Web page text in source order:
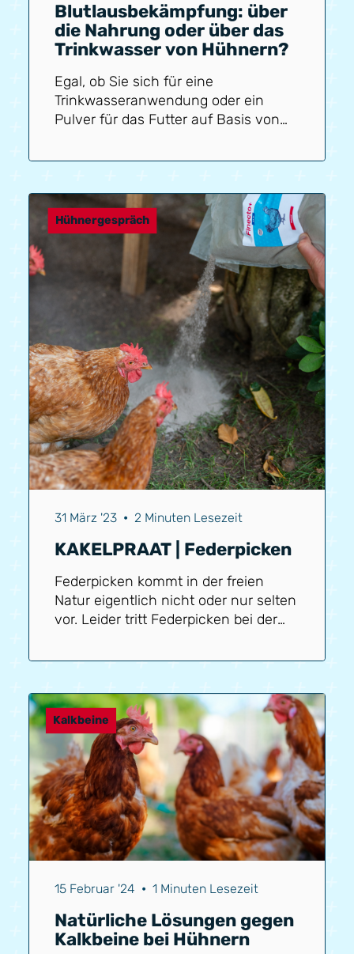
Blutlausbekämpfung: über
die Nahrung oder über das
Trinkwasser von Hühnern?
Egal, ob Sie sich für eine
Trinkwasseranwendung oder ein
Pulver für das Futter auf Basis von
entscheiden, beide haben
Kräuter in diesen Produkten sorgen
dafür, dass das Blut für Blutläuse
unverdaubar wird, sodass sich die
erwachsenen Blutläuse nicht weiter
fortpflanzen können. Dadurch wird
die Population immer kleiner und die
Blutläuse bleiben beherrschbar. Beide
Anwendungen haben keine
negativen Auswirkungen auf die
Gesundheit der H...
Hühnergespräch
31 März '23 • 2 Minuten Lesezeit
KAKELPRAAT | Federpicken
Federpicken kommt in der freien
Natur eigentlich nicht oder nur selten
vor. Leider tritt Federpicken bei der
In diesem Blog erzählen wir dir gerne
Umweltfaktoren und auch die
genetische Veranlagung zum
Federpicken.
Kalkbeine
15 Februar '24 • 1 Minuten Lesezeit
Natürliche Lösungen gegen
Kalkbeine bei Hühnern